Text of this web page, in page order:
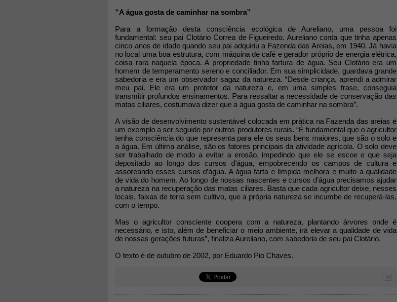
“A água gosta de caminhar na sombra”
Para a formação desta consciência ecológica de Aureliano, uma pessoa foi
fundamental: seu pai Clotário Correa de Figueiredo. Aureliano conta que tinha apenas
cinco anos de idade quando seu pai adquiriu a Fazenda das Areias, em 1940. Já havia
no local uma boa estrutura, com máquina de café e gerador próprio de energia elétrica,
coisa rara naquela época. A propriedade tinha fartura de água. Seu Clotário era um
homem de temperamento sereno e conciliador. Em sua simplicidade, guardava grande
sabedoria e era um observador sagaz da natureza. “Desde criança, aprendi a admirar
meu pai. Ele era um protetor da natureza e, em uma simples frase, conseguia
transmitir profundos ensinamentos. Para ressaltar a necessidade de conservação das
matas ciliares, costumava dizer que a água gosta de caminhar na sombra”.
A visão de desenvolvimento sustentável colocada em prática na Fazenda das areias é
um exemplo a ser seguido por outros produtores rurais. “É fundamental que o agricultor
tenha consciência do que representa para ele os seus bens maiores, que são o solo e
a água. Em última análise, são os fatores principais da atividade agrícola. O solo deve
ser trabalhado de modo a evitar a erosão, impedindo que ele se escoe e que seja
depositado ao longo dos cursos d’água, empobrecendo os campos de cultura e
assoreando esses cursos d’água. A água farta e límpida melhora e muito a qualidade
de vida do homem. Ao longo de nossas nascentes e cursos d’água precisamos ajudar
a natureza na recuperação das matas ciliares. Basta que cada agricultor deixe, nesses
locais, faixas de terra sem cultivo, que a própria natureza se incumbe de recuperá-las,
com o tempo.
Mas o agricultor consciente coopera com a natureza, plantando árvores onde é
necessário, e isto, além de beneficiar o meio ambiente, irá elevar a qualidade de vida
de nossas gerações futuras”, finaliza Aureliano, com sabedoria de seu pai Clotário.
O texto é de outubro de 2002, por Eduardo Pio Chaves.